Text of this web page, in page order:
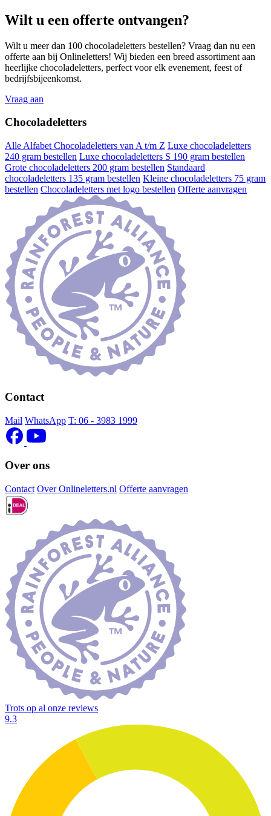
Wilt u een offerte ontvangen?
Wilt u meer dan 100 chocoladeletters bestellen? Vraag dan nu een
offerte aan bij Onlineletters! Wij bieden een breed assortiment aan
heerlijke chocoladeletters, perfect voor elk evenement, feest of
bedrijfsbijeenkomst.
Vraag aan
Chocoladeletters
Alle Alfabet Chocoladeletters van A t/m Z Luxe chocoladeletters
240 gram bestellen Luxe chocoladeletters S 190 gram bestellen
Grote chocoladeletters 200 gram bestellen Standaard
chocoladeletters 135 gram bestellen Kleine chocoladeletters 75 gram
bestellen Chocoladeletters met logo bestellen Offerte aanvragen
Contact
Mail WhatsApp T: 06 - 3983 1999
Over ons
Contact Over Onlineletters.nl Offerte aanvragen
Trots op al onze reviews
9.3